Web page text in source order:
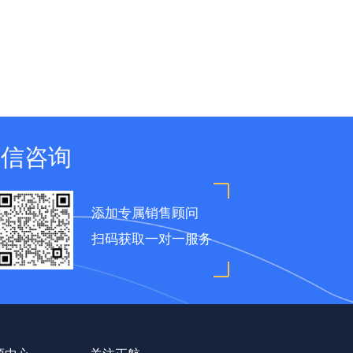
咨询
添加专属销售顾问
扫码获取一对一服务